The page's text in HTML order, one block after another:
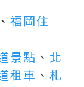
、 福岡住
景點 、 北
租車 、 札